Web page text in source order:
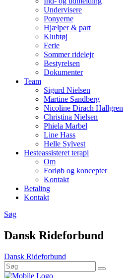
Undervisere
Ponyerne
Hjælper & part
Klubtøj
Ferie
Sommer ridelejr
Bestyrelsen
Dokumenter
Team
Sigurd Nielsen
Martine Sandberg
Nicoline Dirach Hallgren
Christina Nielsen
Phiela Marbel
Line Hass
Helle Sylvest
Hesteassisteret terapi
Om
Forløb og koncepter
Kontakt
Betaling
Kontakt
Søg
Dansk Rideforbund
Dansk Rideforbund